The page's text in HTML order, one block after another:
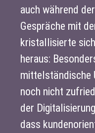
auch während
Gespräche mit
kristallisierte
heraus:
mittelständische
noch nicht
der
dass